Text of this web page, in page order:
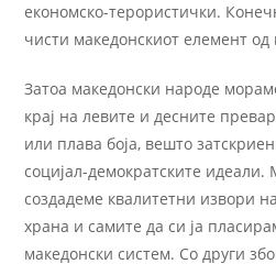
економско-терористички.
чисти македонскиот елемент
Затоа македонски народе
крај на левите и десните
или плава боја, вешто
социјал-демократските
создадеме квалитетни извори
храна и самите да си ја
македонски систем. Со други